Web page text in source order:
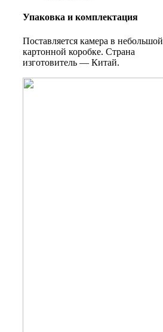
Упаковка и комплектация
Поставляется камера в небольшой
картонной коробке. Страна
изготовитель — Китай.